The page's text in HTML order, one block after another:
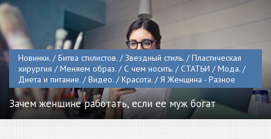
Новинки. / Битва стилистов. / Звездный стиль. / Пластическая
хирургия / Меняем образ. / С чем носить. / СТАТЬИ / Мода. /
Диета и питание. / Видео. / Красота. / Я Женщина - Разное
Зачем женщине работать, если ее муж богат